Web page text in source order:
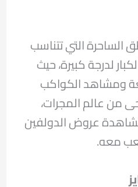
الساحرة التي تتناسب
لدرجة كبيرة، حيث
ومشاهد الكواكب
عالم المجرات،
عروض الدولفين
معه.